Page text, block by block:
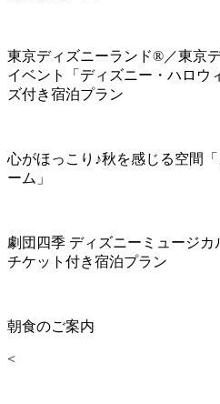
東京ディズニーランド®／東京
イベント「ディズニー・ハロウ
ズ付き宿泊プラン
心がほっこり♪秋を感じる空間
ーム」
劇団四季 ディズニーミュージ
チケット付き宿泊プラン
朝食のご案内
<